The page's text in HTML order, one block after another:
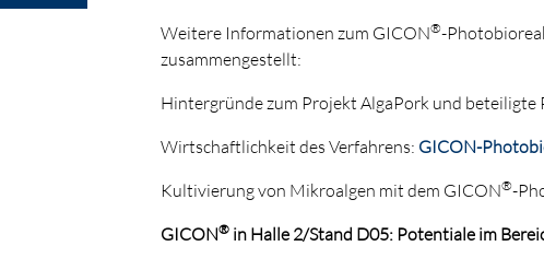
Weitere Informationen zum GICON®-
zusammengestellt:
Hintergründe zum Projekt AlgaPork und beteiligte
Wirtschaftlichkeit des Verfahrens: GICON-
Kultivierung von Mikroalgen mit dem GICON®-
GICON® in Halle 2/Stand D05: Potentiale im